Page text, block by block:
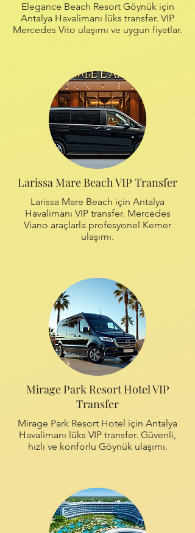
Elegance Beach Resort Göynük için
Antalya Havalimanı lüks transfer. VIP
Mercedes Vito ulaşımı ve uygun fiyatlar.
Larissa Mare Beach VIP Transfer
Larissa Mare Beach için Antalya
Havalimanı VIP transfer. Mercedes
Viano araçlarla profesyonel Kemer
ulaşımı.
Mirage Park Resort Hotel VIP
Transfer
Mirage Park Resort Hotel için Antalya
Havalimanı lüks VIP transfer. Güvenli,
hızlı ve konforlu Göynük ulaşımı.